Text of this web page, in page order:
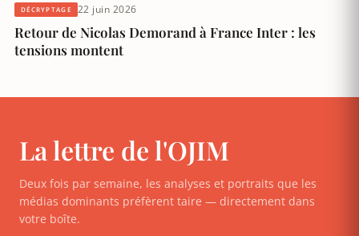
DÉCRYPTAGE 22 juin 2026
Retour de Nicolas Demorand à France Inter : les
tensions montent
La lettre de l'OJIM
Deux fois par semaine, les analyses et portraits que les
médias dominants préfèrent taire — directement dans
votre boîte.